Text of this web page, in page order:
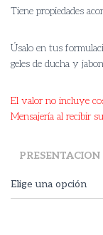
Tiene propiedades
Úsalo en tus
geles de ducha y
El valor no incluye
Mensajería al recibir
PRESENTACION